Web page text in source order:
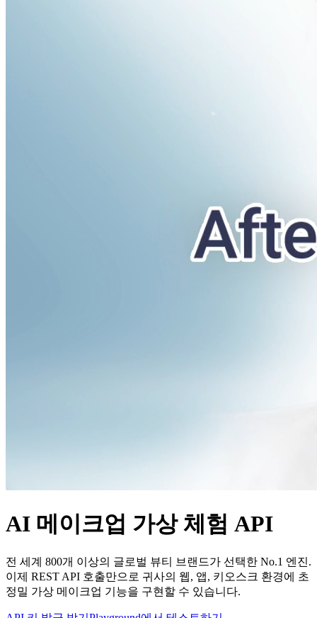
AI 메이크업 가상 체험 API
전 세계 800개 이상의 글로벌 뷰티 브랜드가 선택한 No.1 엔진.
이제 REST API 호출만으로 귀사의 웹, 앱, 키오스크 환경에 초
정밀 가상 메이크업 기능을 구현할 수 있습니다.